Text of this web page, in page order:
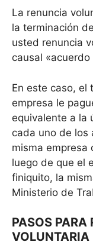
La renuncia
la terminación
usted renuncia
causal
En este caso, el
empresa le
equivalente a la
cada uno de los
misma empresa
luego de que el
finiquito, la
Ministerio de
PASOS PARA
VOLUNTARIA